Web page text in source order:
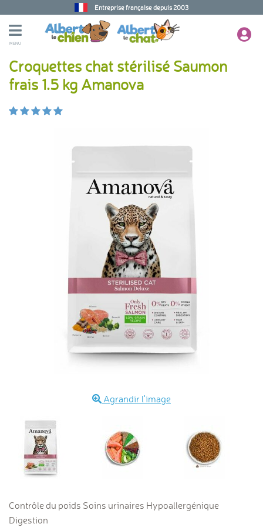
Entreprise française depuis 2003
MENU
Croquettes chat stérilisé Saumon
frais 1.5 kg Amanova
Agrandir l'image
Contrôle du poids Soins urinaires Hypoallergénique
Digestion